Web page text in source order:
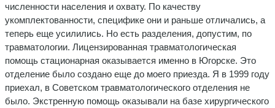
численности населения и охвату. По качеству
укомплектованности, специфике они и раньше отличались, а
теперь еще усилились. Но есть разделения, допустим, по
травматологии. Лицензированная травматологическая
помощь стационарная оказывается именно в Югорске. Это
отделение было создано еще до моего приезда. Я в 1999 году
приехал, в Советском травматологического отделения не
было. Экстренную помощь оказывали на базе хирургического